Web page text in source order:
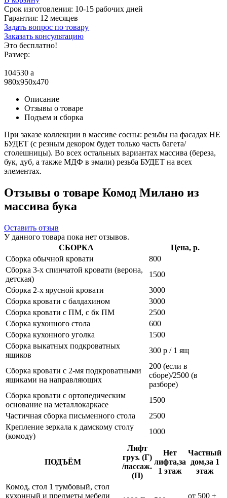
Срок изготовления: 10-15 рабочих дней
Гарантия: 12 месяцев
Задать вопрос по товару
Заказать консультацию
Это бесплатно!
Размер:
104530 a
980x950x470
Описание
Отзывы о товаре
Подъем и сборка
При заказе коллекции в массиве сосны: резьбы на фасадах НЕ
БУДЕТ (с резным декором будет только часть багета/
столешницы). Во всех остальных вариантах массива (береза,
бук, дуб, а также МДФ в эмали) резьба БУДЕТ на всех
элементах.
Отзывы о товаре Комод Милано из
массива бука
Оставить отзыв
У данного товара пока нет отзывов.
СБОРКА
Цена, р.
Сборка обычной кровати
800
Сборка 3-х спинчатой кровати (верона,
детская)
1500
Сборка 2-х ярусной кровати
3000
Сборка кровати с балдахином
3000
Сборка кровати с ПМ, с бк ПМ
2500
Сборка кухонного стола
600
Сборка кухонного уголка
1500
Сборка выкатных подкроватных
ящиков
300 р / 1 ящ
Сборка кровати с 2-мя подкроватными
ящиками на направляющих
200 (если в
сборе)/2500 (в
разборе)
Сборка кровати с ортопедическим
основание на металлокаркасе
1500
Частичная сборка письменного стола
2500
Крепление зеркала к дамскому столу
(комоду)
1000
ПОДЪЁМ
Лифт
груз. (Г)
/пассаж.
(П)
Нет
лифта,за
1 этаж
Частный
дом,за 1
этаж
Комод, стол 1 тумбовый, стол
кухонный и предметы мебели
от 500 +